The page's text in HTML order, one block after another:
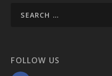
FOLLOW US